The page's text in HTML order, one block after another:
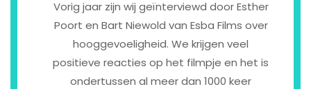
Vorig jaar zijn wij geïnterviewd door Esther
Poort en Bart Niewold van Esba Films over
hooggevoeligheid. We krijgen veel
positieve reacties op het filmpje en het is
ondertussen al meer dan 1000 keer